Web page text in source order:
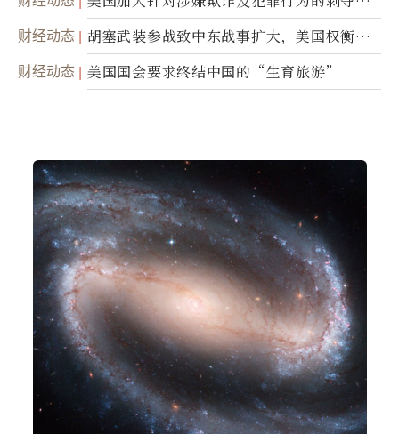
民权力度
财经动态
胡塞武装参战致中东战事扩大，美国权衡地
面入侵的可能性
财经动态 美国国会要求终结中国的“生育旅游”